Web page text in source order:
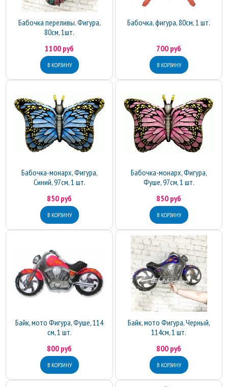
Бабочка переливы. Фигура,
80см, 1шт.
1100 руб
Бабочка, фигура, 80см, 1 шт.
700 руб
Бабочка-монарх, Фигура,
Синий, 97см, 1 шт.
850 руб
Бабочка-монарх, Фигура,
Фуше, 97см, 1 шт.
850 руб
Байк, мото Фигура, Фуше, 114
см, 1 шт.
800 руб
Байк, мото Фигура, Черный,
114см, 1 шт.
800 руб